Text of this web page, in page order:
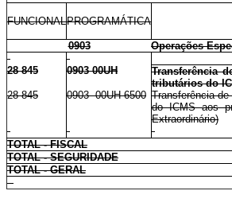
FUNCIONALPROGRAMÁTICA
0903
Operações
28 845
0903 00UH
Transferência
tributários do
28 845
0903 00UH 6500 Transferência
do ICMS aos
Extraordinário)
TOTAL - FISCAL
TOTAL - SEGURIDADE
TOTAL - GERAL